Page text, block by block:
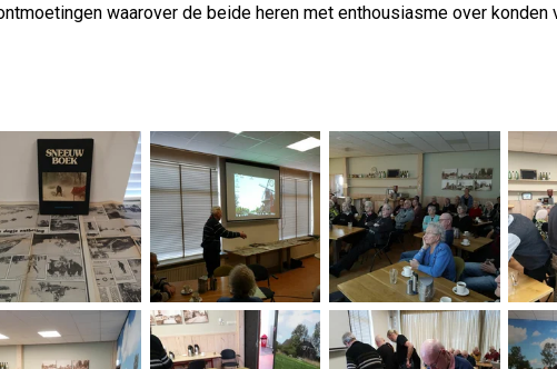
waarover de beide heren met enthousiasme over konden